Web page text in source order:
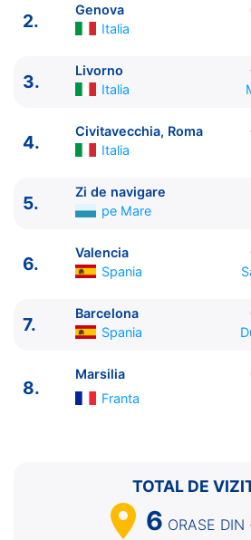
ITINERARIU
1. Marsilia Franta
Livorno Italia
4.
Civitavecchia, Roma
6.
Valencia Spania
07:00 -
7. Barcelona Spania
2.
Genova
Italia
3.
Livorno
Italia
4.
Civitavecchia, Roma
Italia
5.
Zi de navigare
pe Mare
6.
Valencia
Spania
7.
Barcelona
Spania
8.
Marsilia
Franta
TOTAL DE
6 ORASE DIN